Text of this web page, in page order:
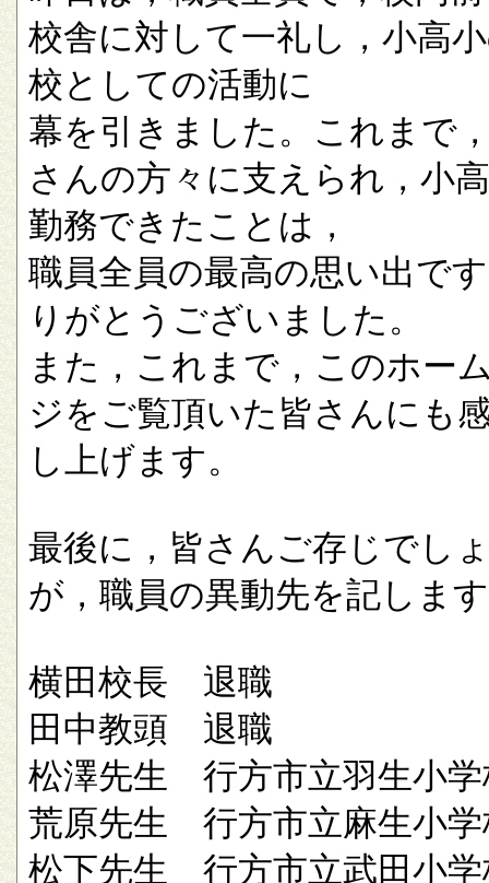
校舎に対して一礼し，小高
校としての活動に
幕を引きました。これまで
さんの方々に支えられ，小
勤務できたことは，
職員全員の最高の思い出で
りがとうございました。
また，これまで，このホー
ジをご覧頂いた皆さんにも
し上げます。
最後に，皆さんご存じでし
が，職員の異動先を記しま
横田校長 退職
田中教頭 退職
松澤先生 行方市立羽生小学
荒原先生 行方市立麻生小学
松下先生 行方市立武田小学